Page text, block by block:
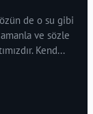
de o su gibi
ve sözle
Kend...